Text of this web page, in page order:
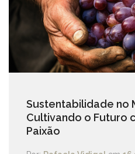
Sustentabilidade no
Cultivando o Futuro
Paixão